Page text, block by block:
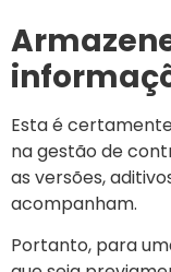
Esta é
na gestão de
as versões,
acompanham.
Portanto, para